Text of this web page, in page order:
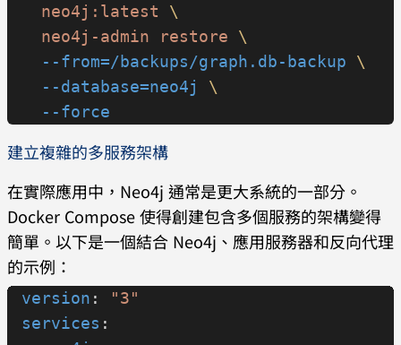
  neo4j:latest
\
  neo4j-admin
restore \
  --from=/backups/graph.db-backup
\
  --database=neo4j
\
  --force
建立複雜的多服務架構
在實際應用中，Neo4j 通常是更大系統的一部分。
Docker Compose 使得創建包含多個服務的架構變得
簡單。以下是一個結合 Neo4j、應用服務器和反向代理
的示例：
version :
"3"
services :